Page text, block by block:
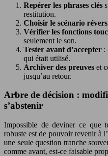
Repérer les phrases clés
restitution.
Choisir le scénario
Vérifier les fonctions
seulement le son.
Tester avant d’accepter :
qui était utilisé.
Archiver des preuves et
jusqu’au retour.
Arbre de décision :
s’abstenir
Impossible de deviner ce que
robuste est de pouvoir revenir à
une seule question tranche
comme avant, est-ce faisable